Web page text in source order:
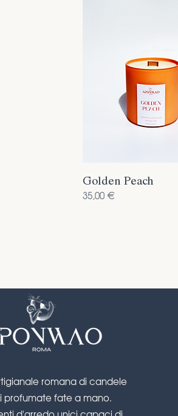
Golden Peach
Prezzo
35,00 €
romana di candele
profumate fate a mano.